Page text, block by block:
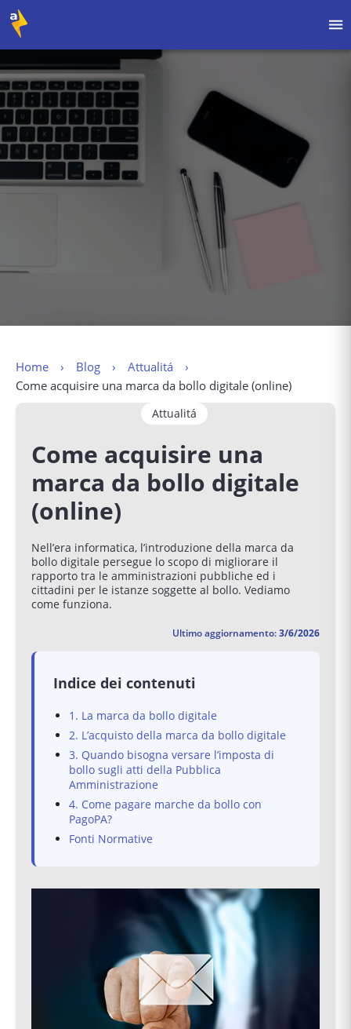
Home Blog
Attualitá
Come acquisire una marca da bollo digitale (online)
Attualitá
Come acquisire una
marca da bollo digitale
(online)
Nell’era informatica, l’introduzione della marca da
bollo digitale persegue lo scopo di migliorare il
rapporto tra le amministrazioni pubbliche ed i
cittadini per le istanze soggette al bollo. Vediamo
come funziona.
Ultimo aggiornamento:3/6/2026
Indice dei contenuti
1. La marca da bollo digitale
2. L’acquisto della marca da bollo digitale
3. Quando bisogna versare l’imposta di
bollo sugli atti della Pubblica
Amministrazione
4. Come pagare marche da bollo con
PagoPA?
Fonti Normative